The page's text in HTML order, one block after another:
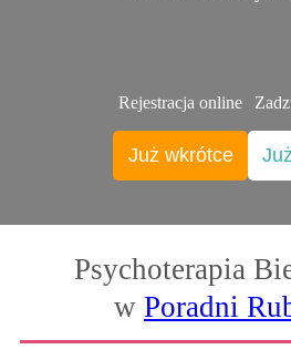
Rejestracja online
Już wkrótce
Psychoterapia
w Poradni